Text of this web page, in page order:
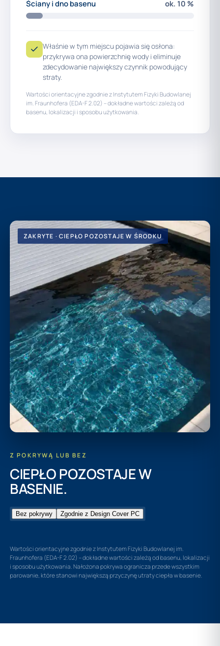
Ściany i dno basenu
ok. 10 %
Właśnie w tym miejscu pojawia się osłona:
przykrywa ona powierzchnię wody i eliminuje
zdecydowanie największy czynnik powodujący
straty.
Wartości orientacyjne zgodnie z Instytutem Fizyki Budowlanej
im. Fraunhofera (EDA-F 2.02) – dokładne wartości zależą od
basenu, lokalizacji i sposobu użytkowania.
ZAKRYTE · CIEPŁO POZOSTAJE W ŚRODKU
Z POKRYWĄ LUB BEZ
CIEPŁO POZOSTAJE W
BASENIE.
Bez pokrywy Zgodnie z Design Cover PC
Wartości orientacyjne zgodnie z Instytutem Fizyki Budowlanej im.
Fraunhofera (EDA-F 2.02) – dokładne wartości zależą od basenu, lokalizacji
i sposobu użytkowania. Nałożona pokrywa ogranicza przede wszystkim
parowanie, które stanowi największą przyczynę utraty ciepła w basenie.